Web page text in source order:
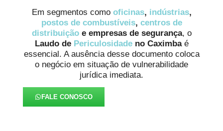
Em segmentos como oficinas, indústrias,
postos de combustíveis, centros de
distribuiçãoe empresas de segurança, o
Laudo de Periculosidadeno Caximbaé
essencial. A ausência desse documento coloca
o negócio em situação de vulnerabilidade
jurídica imediata.
FALE CONOSCO